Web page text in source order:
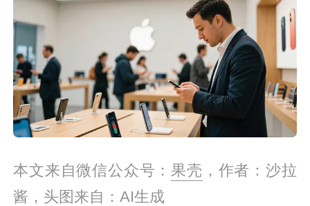
本文来自微信公众号：果壳 ，作者：沙拉
酱，头图来自：AI生成